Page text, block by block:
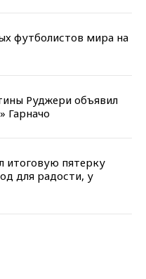
футболистов мира на
Руджери объявил
Гарначо
итоговую пятерку
для радости, у